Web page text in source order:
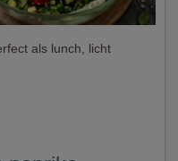
als lunch, licht